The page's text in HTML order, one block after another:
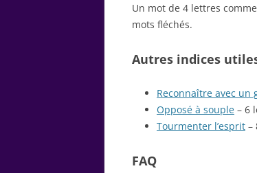
Un mot de 4 lettres comme
mots fléchés.
Autres indices
Reconnaître avec un
Opposé à souple – 6
Tourmenter l’esprit –
FAQ